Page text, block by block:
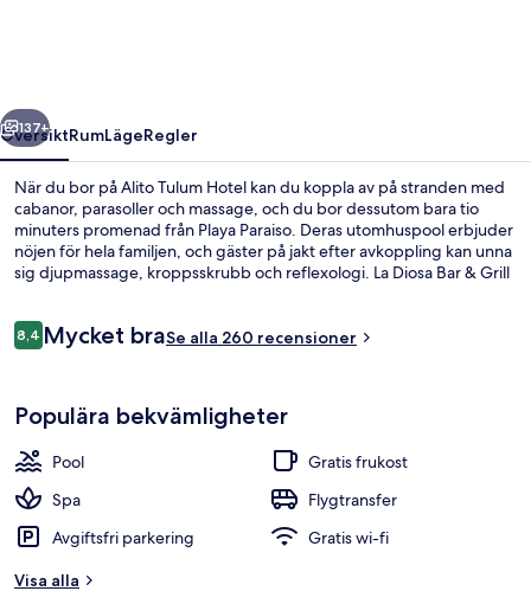
Nästa
137+
ÖversiktRumLägeRegler
När du bor på Alito Tulum Hotel kan du koppla av på stranden med
cabanor, parasoller och massage, och du bor dessutom bara tio
minuters promenad från Playa Paraiso. Deras utomhuspool erbjuder
nöjen för hela familjen, och gäster på jakt efter avkoppling kan unna
sig djupmassage, kroppsskrubb och reflexologi. La Diosa Bar & Grill
strandbar och en snackbar/deli.
Recensioner
8,48,4 av 10,
Mycket braSe alla 260 recensioner
Populära bekvämligheter
Pool
Gratis frukost
Spa
Flygtransfer
Avgiftsfri parkering
Gratis wi-fi
Visa alla